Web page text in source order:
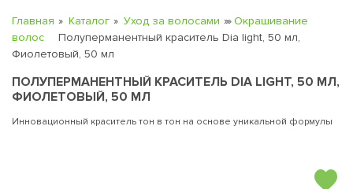
Главная Каталог Уход за волосами
Окрашивание
волос
Полуперманентный краситель Dia light, 50 мл,
Фиолетовый, 50 мл
ПОЛУПЕРМАНЕНТНЫЙ КРАСИТЕЛЬ DIA LIGHT, 50 МЛ,
ФИОЛЕТОВЫЙ, 50 МЛ
Инновационный краситель тон в тон на основе уникальной формулы